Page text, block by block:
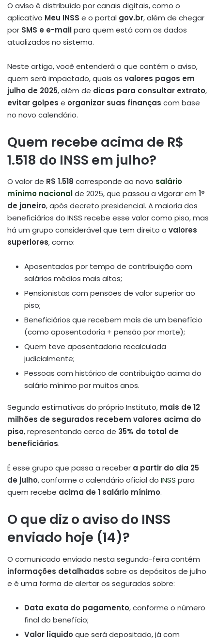
O aviso é distribuído por canais digitais, como o
aplicativo Meu INSS e o portal gov.br, além de chegar
por SMS e e-mailpara quem está com os dados
atualizados no sistema.
Neste artigo, você entenderá o que contém o aviso,
quem será impactado, quais os valores pagos em
julho de 2025, além de dicas para consultar extrato,
evitar golpes e organizar suas finanças com base
no novo calendário.
Quem recebe acima de R$
1.518 do INSS em julho?
O valor de R$ 1.518 corresponde ao novo salário
mínimo nacionalde 2025, que passou a vigorar em 1º
de janeiro, após decreto presidencial. A maioria dos
beneficiários do INSS recebe esse valor como piso, mas
há um grupo considerável que tem direito a valores
superiores, como:
Aposentados por tempo de contribuição com
salários médios mais altos;
Pensionistas com pensões de valor superior ao
piso;
Beneficiários que recebem mais de um benefício
(como aposentadoria + pensão por morte);
Quem teve aposentadoria recalculada
judicialmente;
Pessoas com histórico de contribuição acima do
salário mínimo por muitos anos.
Segundo estimativas do próprio Instituto, mais de 12
milhões de segurados recebem valores acima do
piso, representando cerca de 35% do total de
beneficiários.
É esse grupo que passa a receber a partir do dia 25
de julho, conforme o calendário oficial do INSS para
quem recebe acima de 1 salário mínimo.
O que diz o aviso do INSS
enviado hoje (14)?
O comunicado enviado nesta segunda-feira contém
informações detalhadas sobre os depósitos de julho
e é uma forma de alertar os segurados sobre:
Data exata do pagamento, conforme o número
final do benefício;
Valor líquido que será depositado, já com